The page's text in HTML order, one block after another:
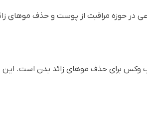
در حوزه مراقبت از پوست و حذف موهای
وکس برای حذف موهای زائد بدن است. این